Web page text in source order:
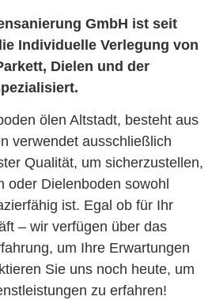
GmbH ist seit
Individuelle Verlegung von
Dielen und der
ölen Altstadt, besteht aus
verwendet ausschließlich
Qualität, um sicherzustellen,
oder Dielenboden sowohl
ist. Egal ob für Ihr
– wir verfügen über das
um Ihre Erwartungen
Sie uns noch heute, um
zu erfahren!